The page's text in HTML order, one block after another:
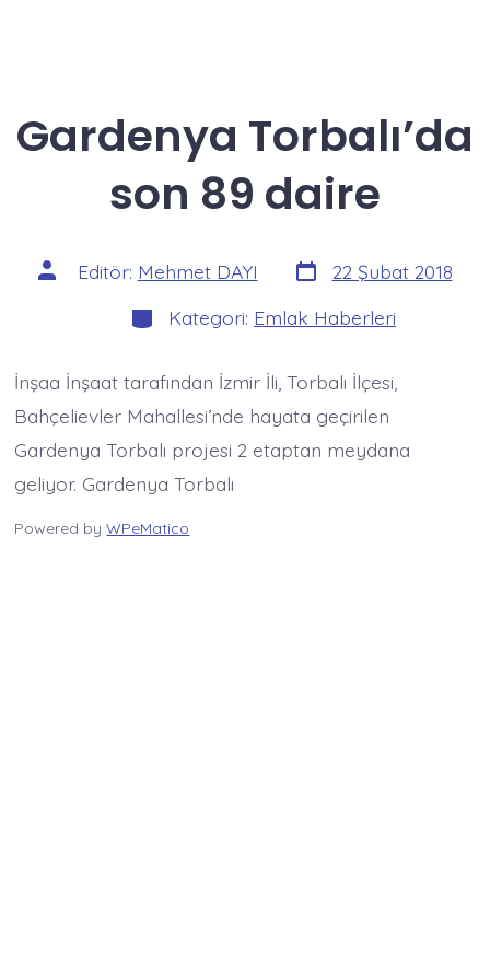
Gardenya Torbalı’da
son 89 daire
Yazının
yazarı
Editör: Mehmet DAYI Yazı
tarihi
22 Şubat 2018
Kategoriler
Kategori: Emlak Haberleri
İnşaa İnşaat tarafından İzmir İli, Torbalı İlçesi,
Bahçelievler Mahallesi’nde hayata geçirilen
Gardenya Torbalı projesi 2 etaptan meydana
geliyor. Gardenya Torbalı
Powered byWPeMatico